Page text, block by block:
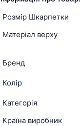
Розмір Шкарпетки
Матеріал верху
Бренд
Колір
Категорія
Країна виробник